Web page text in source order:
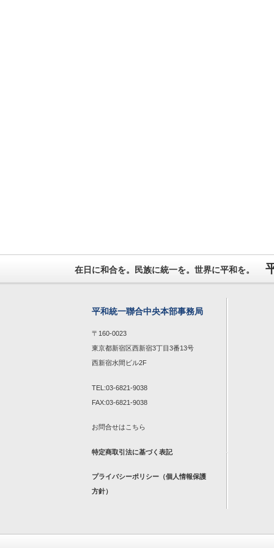
在日に和合を。民族に統一を。世界に平和を。
平和統一聯合中央本部事務局
〒160-0023
東京都新宿区西新宿3丁目3番13号
西新宿水間ビル2F
TEL:03-6821-9038
FAX:03-6821-9038
お問合せは こちら
特定商取引法に基づく表記
プライバシーポリシー（個人情報保護
方針）